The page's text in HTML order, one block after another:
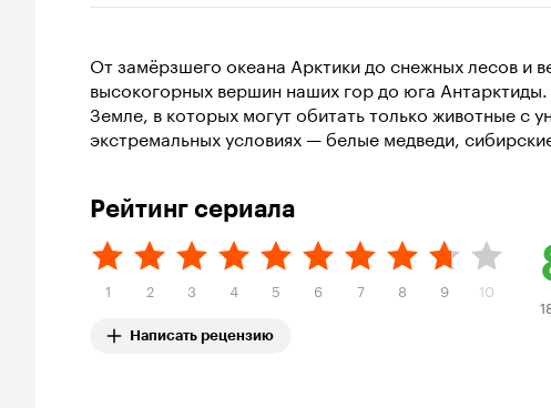
От замёрзшего океана Арктики до снежных лесов и
высокогорных вершин наших гор до юга
Земле, в которых могут обитать только животные с
экстремальных условиях — белые медведи,
Рейтинг сериала
1 2 3 4 5 6 7 8 9 10
Написать рецензию